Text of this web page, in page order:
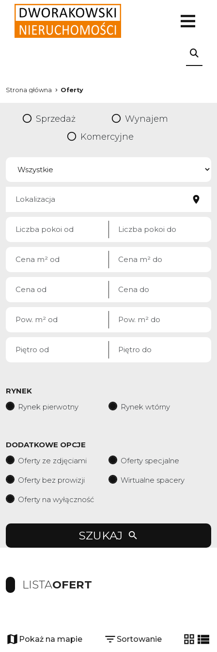
Strona główna Oferty
Sprzedaż
Wynajem
Komercyjne
RYNEK
Rynek pierwotny
Rynek wtórny
DODATKOWE OPCJE
Oferty ze zdjęciami
Oferty specjalne
Oferty bez prowizji Wirtualne spacery
Oferty na wyłączność
SZUKAJ
LISTAOFERT
−Pokaż na mapie Sortowanie
tabela